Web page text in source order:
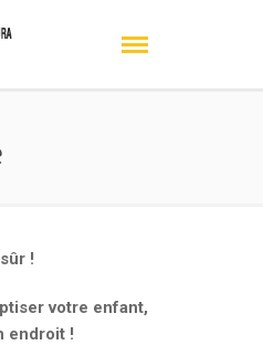
!
votre enfant,
endroit !